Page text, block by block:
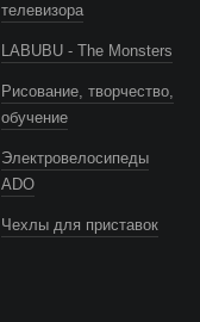
телевизора
LABUBU - The Monsters
Рисование, творчество,
обучение
Электровелосипеды
ADO
Чехлы для приставок